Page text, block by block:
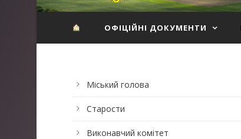
ОФІЦІЙНІ ДОКУМЕНТИ
Міський голова
Старости
Виконавчий комітет